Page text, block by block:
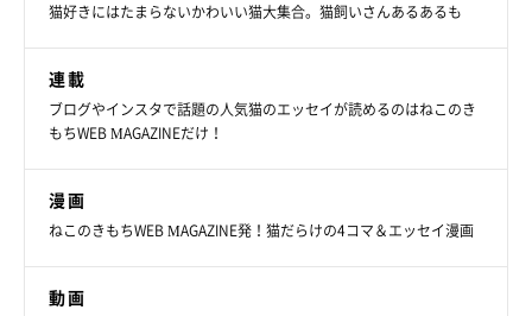
猫好きにはたまらないかわいい猫大集合。猫飼いさんあるあるも
連載
ブログやインスタで話題の人気猫のエッセイが読めるのはねこのき
もちWEB MAGAZINEだけ！
漫画
ねこのきもちWEB MAGAZINE発！猫だらけの4コマ＆エッセイ漫画
動画